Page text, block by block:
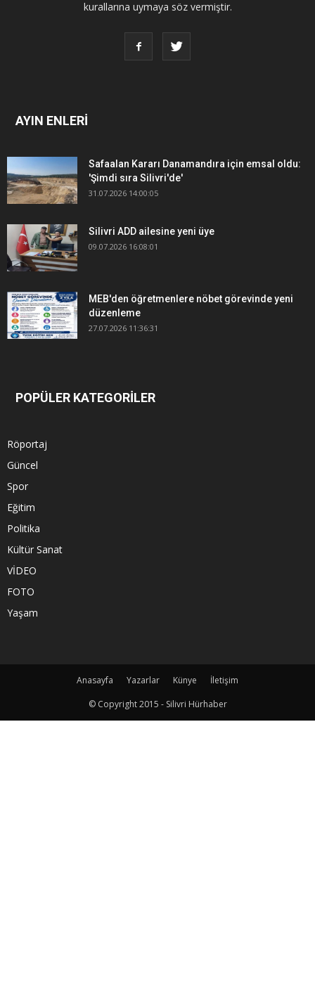
kurallarına uymaya söz vermiştir.
AYIN ENLERİ
Safaalan Kararı Danamandıra için emsal oldu:
'Şimdi sıra Silivri'de'
31.07.2026 14:00:05
Silivri ADD ailesine yeni üye
09.07.2026 16:08:01
MEB'den öğretmenlere nöbet görevinde yeni
düzenleme
27.07.2026 11:36:31
POPÜLER KATEGORİLER
Röportaj
Güncel
Spor
Eğitim
Politika
Kültür Sanat
VİDEO
FOTO
Yaşam
Anasayfa Yazarlar Künye
İletişim
© Copyright 2015 - Silivri Hürhaber